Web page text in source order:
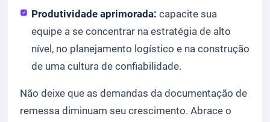
Produtividade aprimorada: capacite sua
equipe a se concentrar na estratégia de alto
nível, no planejamento logístico e na construção
de uma cultura de confiabilidade.
Não deixe que as demandas da documentação de
remessa diminuam seu crescimento. Abrace o